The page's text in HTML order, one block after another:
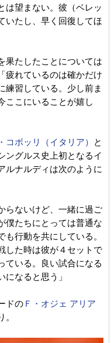
は望まない。彼（ベレッ
いたし、早く回復してほ
果たしたことについては
疲れているのは確かだけ
練習している。少し前ま
ここにいることが嬉し
コボッリ（イタリア）
と
ングルス史上初となるイ
ルナルディは次のように
らないけど、一緒に過ご
僕たちにとっては普通な
行動を共にしている。
した時は彼が４セットで
ている。良い試合になる
になると思う」
ドの Ｆ・オジェ アリア
。